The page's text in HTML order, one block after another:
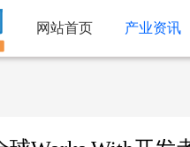
网站首页 产业资讯